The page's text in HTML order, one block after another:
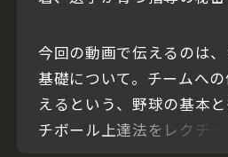
今回の動画で伝えるのは
基礎について。チームへ
えるという、野球の基本
チボール上達法をレクチ